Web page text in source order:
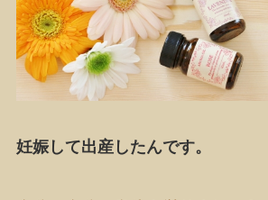
妊娠して出産したんです。